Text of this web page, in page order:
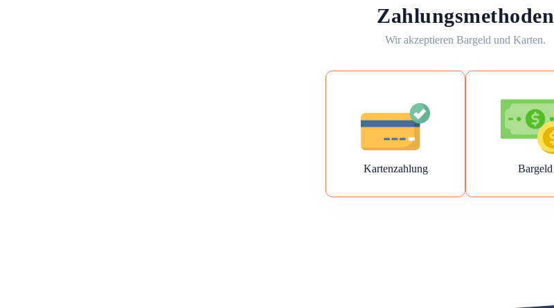
Zahlungsmethoden
Wir akzeptieren Bargeld und Karten.
Kartenzahlung Bargeld